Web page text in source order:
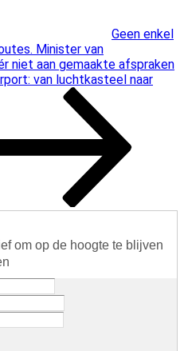
Geen enkel
Minister van
niet aan gemaakte afspraken
van luchtkasteel naar
om op de hoogte te blijven